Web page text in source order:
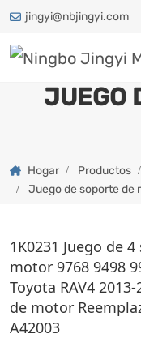
jingyi@nbjingyi.com
JUEGO
Hogar Productos
Juego de soporte de
1K0231 Juego de
motor 9768 9498
Toyota RAV4
de motor
A42003